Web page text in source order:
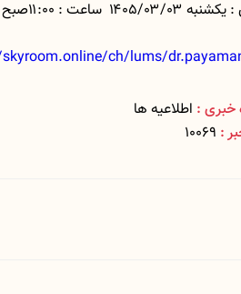
ch/lums/
خبری : اطلاعیه ها
:
10069